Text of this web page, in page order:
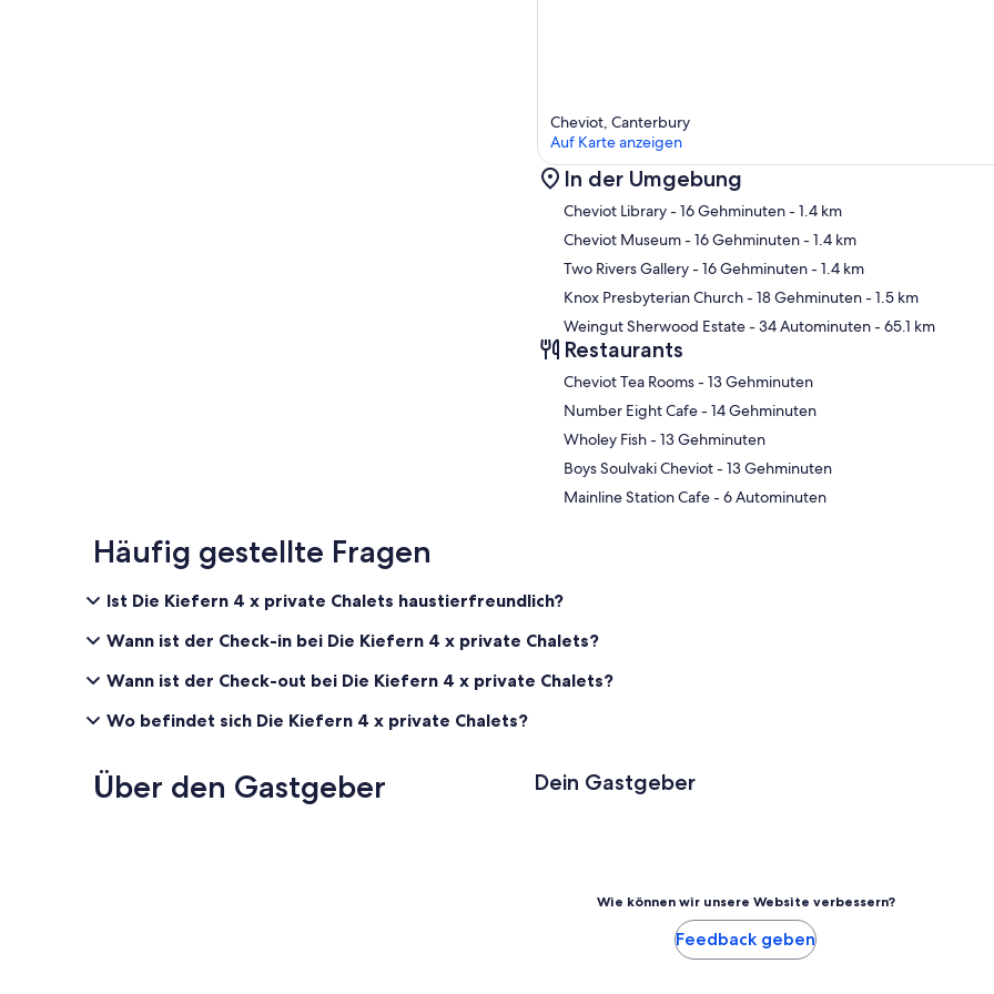
Cheviot, Canterbury
Auf Karte anzeigen
In der Umgebung
Cheviot Library- 16 Gehminuten- 1.4 km
Cheviot Museum- 16 Gehminuten- 1.4 km
Two Rivers Gallery- 16 Gehminuten- 1.4 km
Knox Presbyterian Church- 18 Gehminuten- 1.5 km
Weingut Sherwood Estate- 34 Autominuten- 65.1 km
Restaurants
‪Cheviot Tea Rooms - ‬13 Gehminuten
‪Number Eight Cafe - ‬14 Gehminuten
‪Wholey Fish - ‬13 Gehminuten
‪Boys Soulvaki Cheviot - ‬13 Gehminuten
‪Mainline Station Cafe - ‬6 Autominuten
Häufig gestellte Fragen
Ist Die Kiefern 4 x private Chalets haustierfreundlich?
Wann ist der Check-in bei Die Kiefern 4 x private Chalets?
Wann ist der Check-out bei Die Kiefern 4 x private Chalets?
Wo befindet sich Die Kiefern 4 x private Chalets?
Über den Gastgeber Dein Gastgeber
Wie können wir unsere Website verbessern?
Feedback geben